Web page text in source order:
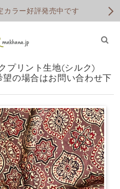
カラー好評発売中です
プリント生地(シルク)
の場合はお問い合わせ下